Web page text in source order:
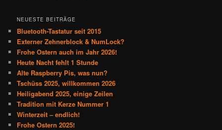
NEUESTE BEITRÄGE
Bluetooth-Tastatur seit 2015
Externer Zehnerblock & NumLock?
Frohe Ostern auch im Jahr 2026!
Heute Nacht fehlt 1 Stunde
Alte Raspberry Pis, was nun?
Tschüss 2025, willkommen 2026
Heiligabend 2025, einige Zeilen
Tradition mit Kerze Nummer 1
Winterzeit – endlich!
Frohe Ostern 2025!